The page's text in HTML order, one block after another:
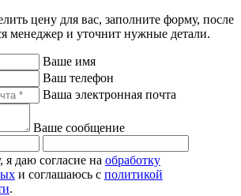
цену для вас, заполните форму, после
менеджер и уточнит нужные детали.
Ваше имя
Ваш телефон
Ваша электронная почта
Ваше сообщение
даю согласие на обработку
и соглашаюсь с политикой
.